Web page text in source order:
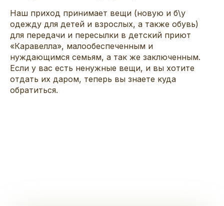
Наш приход принимает вещи (новую и б\у
одежду для детей и взрослых, а также обувь)
для передачи и пересылки в детский приют
«Каравелла», малообеспеченным и
нуждающимся семьям, а так же заключенным.
Если у вас есть ненужные вещи, и вы хотите
отдать их даром, теперь вы знаете куда
обратиться.